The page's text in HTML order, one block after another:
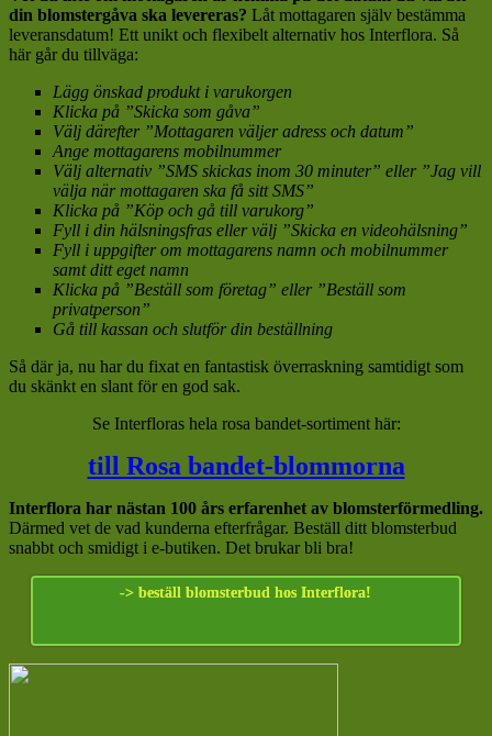
din blomstergåva ska levereras? Låt mottagaren själv bestämma
leveransdatum! Ett unikt och flexibelt alternativ hos Interflora. Så
här går du tillväga:
Lägg önskad produkt i varukorgen
Klicka på ”Skicka som gåva”
Välj därefter ”Mottagaren väljer adress och datum”
Ange mottagarens mobilnummer
Välj alternativ ”SMS skickas inom 30 minuter” eller ”Jag vill
välja när mottagaren ska få sitt SMS”
Klicka på ”Köp och gå till varukorg”
Fyll i din hälsningsfras eller välj ”Skicka en videohälsning”
Fyll i uppgifter om mottagarens namn och mobilnummer
samt ditt eget namn
Klicka på ”Beställ som företag” eller ”Beställ som
privatperson”
Gå till kassan och slutför din beställning
Så där ja, nu har du fixat en fantastisk överraskning samtidigt som
du skänkt en slant för en god sak.
Se Interfloras hela rosa bandet-sortiment här:
till Rosa bandet-blommorna
Interflora har nästan 100 års erfarenhet av blomsterförmedling.
Därmed vet de vad kunderna efterfrågar. Beställ ditt blomsterbud
snabbt och smidigt i e-butiken. Det brukar bli bra!
-> beställ blomsterbud hos Interflora!